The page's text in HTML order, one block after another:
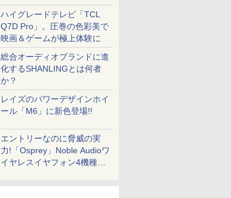
ハイグレードテレビ「TCL
Q7D Pro」。圧巻の色彩美で
映画＆ゲームが極上体験に
総合オーディオブランドに進
化するSHANLINGとは何者
か？
レイズのパワーデザインホイ
ール「M6」に新色登場!!
エントリーなのに脅威の実
力!「Osprey」Noble Audioワ
イヤレスイヤフォン4機種を